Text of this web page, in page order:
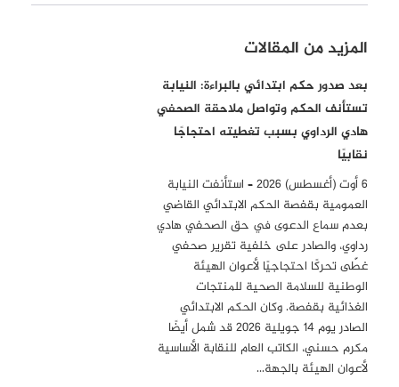
المزيد من المقالات
بعد صدور حكم ابتدائي بالبراءة: النيابة
تستأنف الحكم وتواصل ملاحقة الصحفي
هادي الرداوي بسبب تغطيته احتجاجًا
نقابيًا
6 أوت (أغسطس) 2026 – استأنفت النيابة
العمومية بقفصة الحكم الابتدائي القاضي
بعدم سماع الدعوى في حق الصحفي هادي
رداوي، والصادر على خلفية تقرير صحفي
غطّى تحركًا احتجاجيًا لأعوان الهيئة
الوطنية للسلامة الصحية للمنتجات
الغذائية بقفصة. وكان الحكم الابتدائي
الصادر يوم 14 جويلية 2026 قد شمل أيضًا
مكرم حسني، الكاتب العام للنقابة الأساسية
لأعوان الهيئة بالجهة…